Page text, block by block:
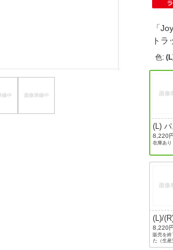
「
ト
色:
(L)
ルパ
ル/
テル
ン
8,220
在庫あり
(L)/
テル
8,220
販売を
た（生産